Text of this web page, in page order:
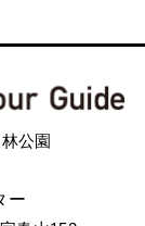
公園
ー